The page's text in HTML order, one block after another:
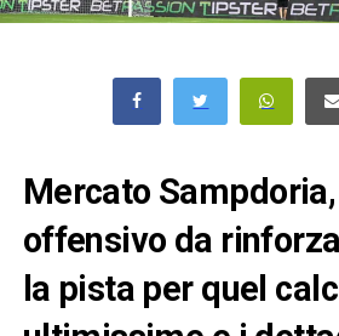
Mercato
offensivo da
la pista per quel